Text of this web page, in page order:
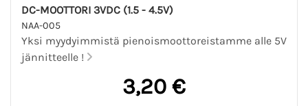
DC-MOOTTORI 3VDC (1.5 - 4.5V)
NAA-005
Yksi myydyimmistä pienoismoottoreistamme alle 5V
jännitteelle !
3,20 €